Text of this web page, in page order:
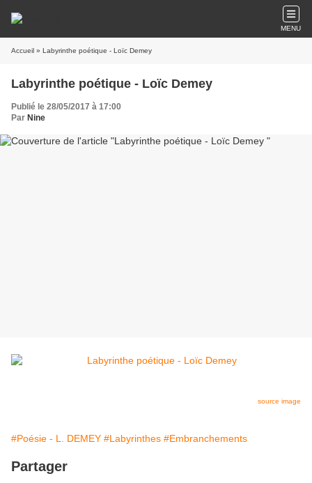
MENU
Accueil » Labyrinthe poétique - Loïc Demey
Labyrinthe poétique - Loïc Demey
Publié le 28/05/2017 à 17:00
Par Nine
source image
#Poésie - L. DEMEY #Labyrinthes #Embranchements
Partager